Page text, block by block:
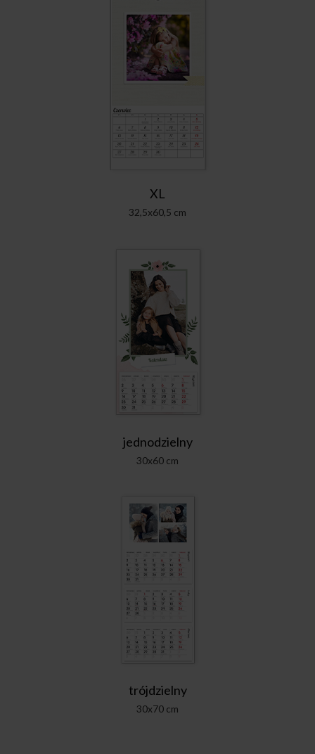
XL
32,5x60,5 cm
jednodzielny
30x60 cm
trójdzielny
30x70 cm